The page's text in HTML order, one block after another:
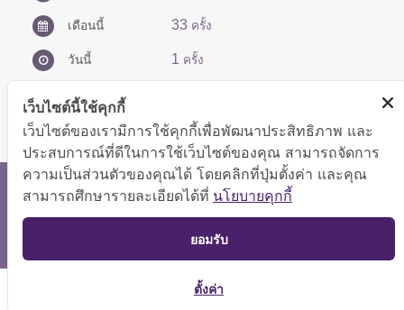
เดือนนี้ 33 ครั้ง
วันนี้ 1 ครั้ง
สงวนลิขสิทธิ์ © 2566 กองบริหารการคลัง
แสดงผลได้ดีที่ขนาดหน้าจอ 1024x768 pixel
แผนผังเว็บไซต์
TOP
เว็บไซต์นี้ใช้คุกกี้
เว็บไซต์ของเรามีการใช้คุกกี้เพื่อพัฒนาประสิทธิภาพ และ
ประสบการณ์ที่ดีในการใช้เว็บไซต์ของคุณ สามารถจัดการ
ความเป็นส่วนตัวของคุณได้ โดยคลิกที่ปุ่มตั้งค่า และคุณ
สามารถศึกษารายละเอียดได้ที่ นโยบายคุกกี้
ยอมรับ
ตั้งค่า